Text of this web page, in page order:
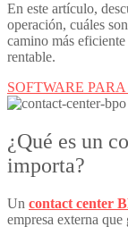
En este artículo,
operación, cuáles
camino más
rentable.
SOFTWARE
¿Qué es un
importa?
Un contact center
empresa externa